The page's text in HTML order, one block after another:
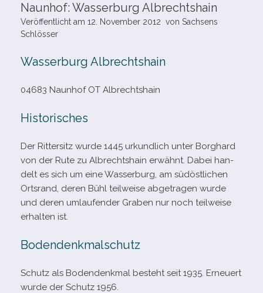
Naunhof: Wasserburg Albrechtshain
Veröffentlicht am 12. November 2012 von Sachsens
Schlösser
Wasserburg Albrechtshain
04683 Naunhof OT Albrechtshain
Historisches
Der Rittersitz wurde 1445 urkund­lich unter Borghard
von der Rute zu Albrechtshain erwähnt. Dabei han­
delt es sich um eine Wasserburg, am süd­öst­li­chen
Ortsrand, deren Bühl teil­weise abge­tra­gen wurde
und deren umlau­fen­der Graben nur noch teil­weise
erhal­ten ist.
Bodendenkmalschutz
Schutz als Bodendenkmal besteht seit 1935. Erneuert
wurde der Schutz 1956.